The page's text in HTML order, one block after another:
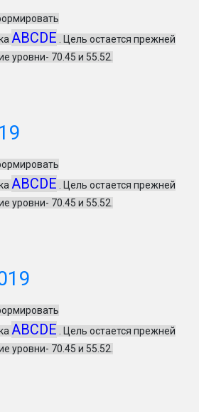
ABCDE . Цель остается прежней
уровни- 70.45 и 55.52.
ABCDE . Цель остается прежней
уровни- 70.45 и 55.52.
ABCDE . Цель остается прежней
уровни- 70.45 и 55.52.